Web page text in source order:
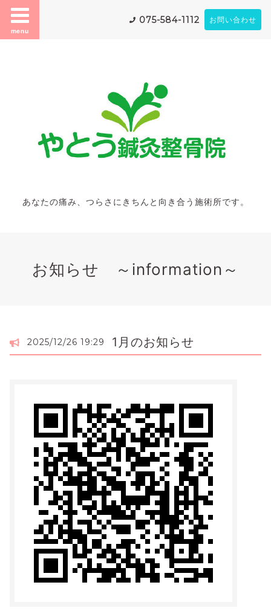
menu
075-584-1112 お問い合わせ
あなたの痛み、つらさにきちんと向き合う施術所です。
お知らせ ～information～
2025/12/26 19:29 1月のお知らせ